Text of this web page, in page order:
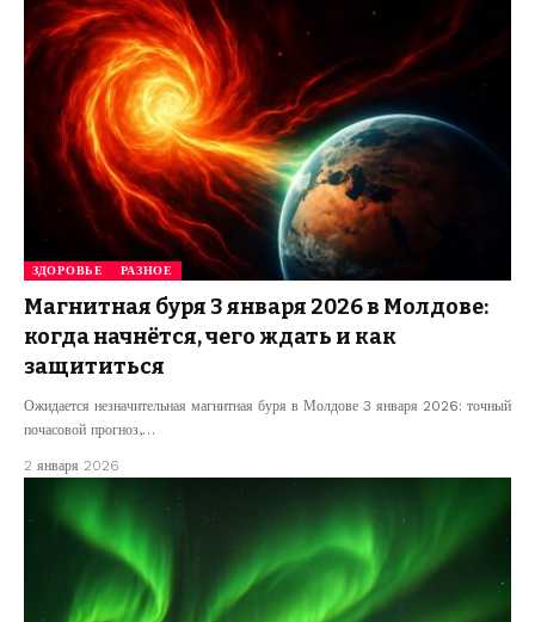
ЗДОРОВЬЕ РАЗНОЕ
Магнитная буря 3 января 2026 в Молдове:
когда начнётся, чего ждать и как
защититься
Ожидается незначительная магнитная буря в Молдове 3 января 2026: точный
почасовой прогноз,…
2 января 2026